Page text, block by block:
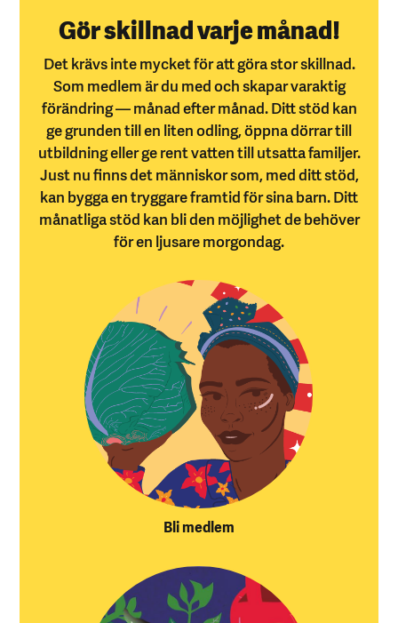
Gör skillnad varje månad!
Det krävs inte mycket för att göra stor skillnad.
Som medlem är du med och skapar varaktig
förändring — månad efter månad. Ditt stöd kan
ge grunden till en liten odling, öppna dörrar till
utbildning eller ge rent vatten till utsatta familjer.
Just nu finns det människor som, med ditt stöd,
kan bygga en tryggare framtid för sina barn. Ditt
månatliga stöd kan bli den möjlighet de behöver
för en ljusare morgondag.
Bli medlem